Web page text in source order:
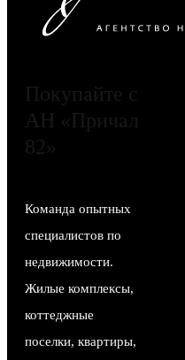
Покупайте с
АН «Причал
82»
Команда опытных
специалистов по
недвижимости.
Жилые комплексы,
коттеджные
поселки, квартиры,